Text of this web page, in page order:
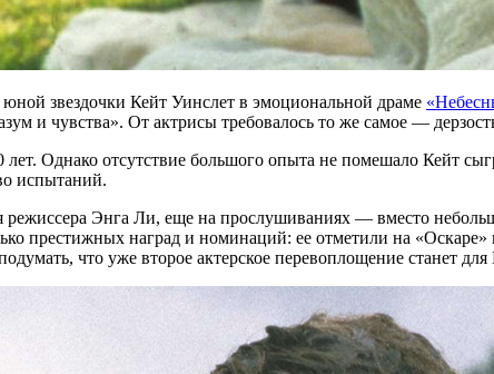
звездочки Кейт Уинслет в эмоциональной драме
и чувства». От актрисы требовалось то же самое —
Однако отсутствие большого опыта не помешало Кейт
испытаний.
режиссера Энга Ли, еще на прослушиваниях — вместо
престижных наград и номинаций: ее отметили на
что уже второе актерское перевоплощение станет